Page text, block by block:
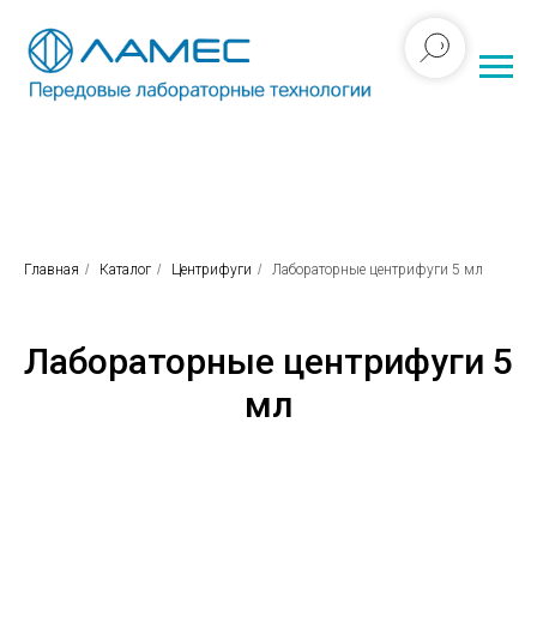
Главная / Каталог / Центрифуги / Лабораторные центрифуги 5 мл
Лабораторные центрифуги 5
мл